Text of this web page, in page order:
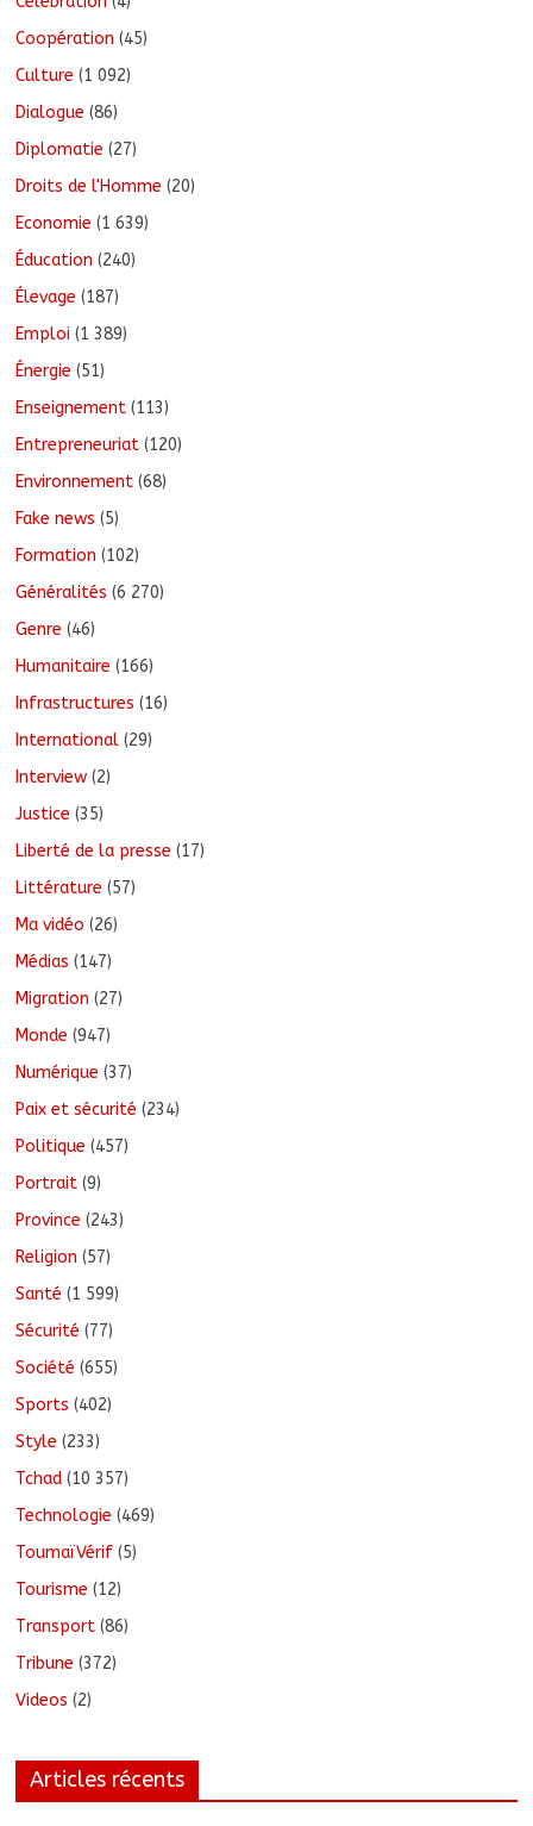
Coopération (45)
Culture (1 092)
Dialogue (86)
Diplomatie (27)
Droits de l'Homme (20)
Economie (1 639)
Éducation (240)
Élevage (187)
Emploi (1 389)
Énergie (51)
Enseignement (113)
Entrepreneuriat (120)
Environnement (68)
Fake news (5)
Formation (102)
Généralités (6 270)
Genre (46)
Humanitaire (166)
Infrastructures (16)
International (29)
Interview (2)
Justice (35)
Liberté de la presse (17)
Littérature (57)
Ma vidéo (26)
Médias (147)
Migration (27)
Monde (947)
Numérique (37)
Paix et sécurité (234)
Politique (457)
Portrait (9)
Province (243)
Religion (57)
Santé (1 599)
Sécurité (77)
Société (655)
Sports (402)
Style (233)
Tchad (10 357)
Technologie (469)
ToumaïVérif (5)
Tourisme (12)
Transport (86)
Tribune (372)
Videos (2)
Articles récents